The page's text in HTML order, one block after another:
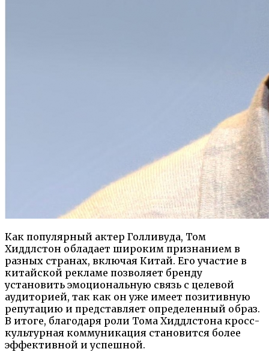
Как популярный актер Голливуда, Том
Хиддлстон обладает широким признанием в
разных странах, включая Китай. Его участие в
китайской рекламе позволяет бренду
установить эмоциональную связь с целевой
аудиторией, так как он уже имеет позитивную
репутацию и представляет определенный образ.
В итоге, благодаря роли Тома Хиддлстона кросс-
культурная коммуникация становится более
эффективной и успешной.